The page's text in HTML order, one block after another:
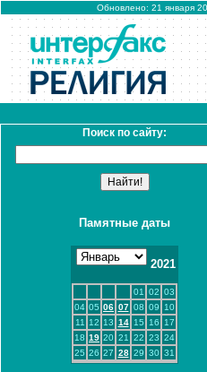
Обновлено: 21 января
Поиск по сайту:
Памятные даты
2021
01 02 03
04 05 06 07 08 09
10
11
12 13 14 15 16
17
18 19 20 21 22 23 24
25 26 27 28 29 30 31